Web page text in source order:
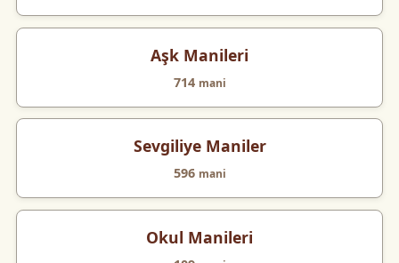
Aşk Manileri
714 mani
Sevgiliye Maniler
596 mani
Okul Manileri